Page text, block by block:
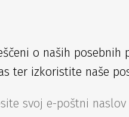
o naših posebnih
ter izkoristite naše